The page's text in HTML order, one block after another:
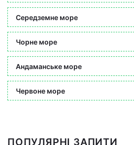
Середземне море
Чорне море
Андаманське море
Червоне море
ПОПУЛЯРНІ ЗАПИТИ